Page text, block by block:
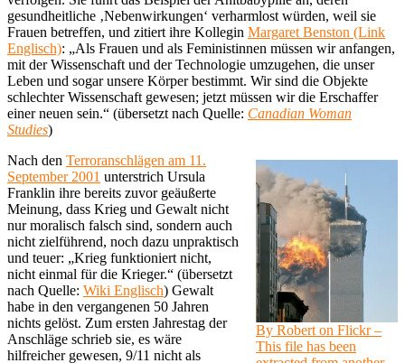
gesundheitliche ‚Nebenwirkungen‘ verharmlost würden, weil sie
Frauen betreffen, und zitiert ihre Kollegin Margaret Benston (Link
Englisch): „Als Frauen und als Feministinnen müssen wir anfangen,
mit der Wissenschaft und der Technologie umzugehen, die unser
Leben und sogar unsere Körper bestimmt. Wir sind die Objekte
schlechter Wissenschaft gewesen; jetzt müssen wir die Erschaffer
einer neuen sein.“ (übersetzt nach Quelle: Canadian Woman
Studies)
By Robert on Flickr –
This file has been
Nach den Terroranschlägen am 11.
September 2001 unterstrich Ursula
Franklin ihre bereits zuvor geäußerte
Meinung, dass Krieg und Gewalt nicht
nur moralisch falsch sind, sondern auch
nicht zielführend, noch dazu unpraktisch
und teuer: „Krieg funktioniert nicht,
nicht einmal für die Krieger.“ (übersetzt
nach Quelle: Wiki Englisch) Gewalt
habe in den vergangenen 50 Jahren
nichts gelöst. Zum ersten Jahrestag der
Anschläge schrieb sie, es wäre
hilfreicher gewesen, 9/11 nicht als